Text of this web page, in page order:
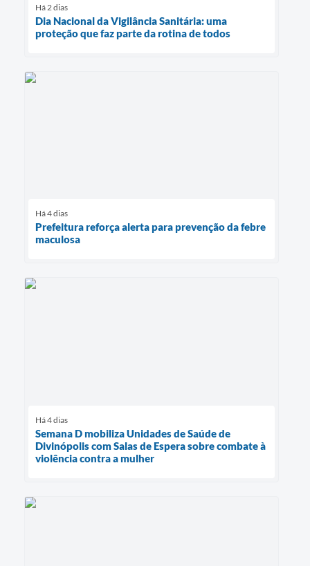
Há 2 dias
Dia Nacional da Vigilância Sanitária: uma
proteção que faz parte da rotina de todos
Há 4 dias
Prefeitura reforça alerta para prevenção da febre
maculosa
Há 4 dias
Semana D mobiliza Unidades de Saúde de
Divinópolis com Salas de Espera sobre combate à
violência contra a mulher